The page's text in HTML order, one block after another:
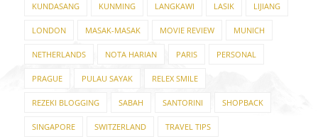
KUNDASANG KUNMING LANGKAWI LASIK LIJIANG
LONDON MASAK-MASAK MOVIE REVIEW MUNICH
NETHERLANDS NOTA HARIAN PARIS PERSONAL
PRAGUE PULAU SAYAK RELEX SMILE
REZEKI BLOGGING SABAH SANTORINI SHOPBACK
SINGAPORE SWITZERLAND TRAVEL TIPS